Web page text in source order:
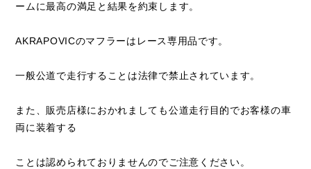
ームに最高の満足と結果を約束します。
AKRAPOVICのマフラーはレース専用品です。
一般公道で走行することは法律で禁止されています。
また、販売店様におかれましても公道走行目的でお客様の車
両に装着する
ことは認められておりませんのでご注意ください。